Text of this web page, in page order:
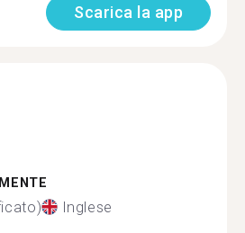
Scarica la app
Inglese